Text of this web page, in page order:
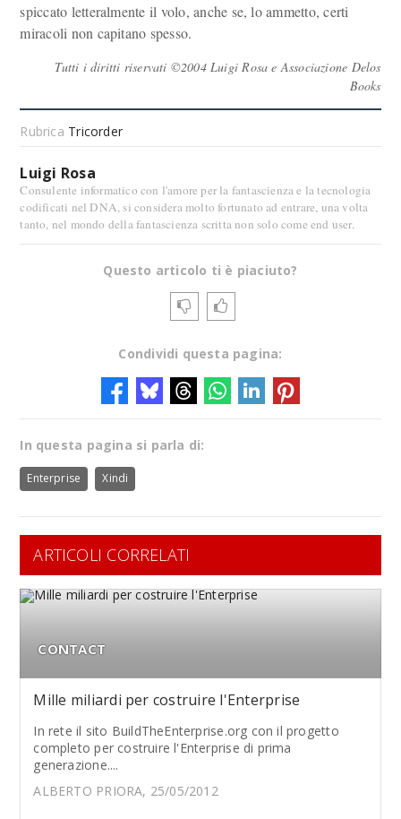
spiccato letteralmente il volo, anche se, lo ammetto, certi
miracoli non capitano spesso.
Tutti i diritti riservati ©2004 Luigi Rosa e Associazione Delos
Books
Rubrica Tricorder
Luigi Rosa
Consulente informatico con l'amore per la fantascienza e la tecnologia
codificati nel DNA, si considera molto fortunato ad entrare, una volta
tanto, nel mondo della fantascienza scritta non solo come end user.
Questo articolo ti è piaciuto?
Condividi questa pagina:
In questa pagina si parla di:
Enterprise Xindi
ARTICOLI CORRELATI
CONTACT
Mille miliardi per costruire l'Enterprise
In rete il sito BuildTheEnterprise.org con il progetto
completo per costruire l'Enterprise di prima
generazione....
ALBERTO PRIORA, 25/05/2012